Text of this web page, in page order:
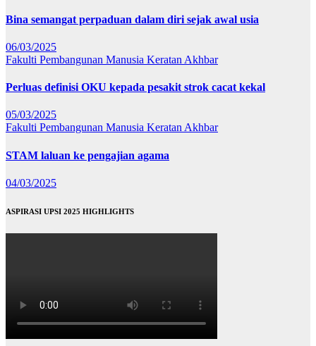
Bina semangat perpaduan dalam diri sejak awal usia
06/03/2025
Fakulti Pembangunan Manusia Keratan Akhbar
Perluas definisi OKU kepada pesakit strok cacat kekal
05/03/2025
Fakulti Pembangunan Manusia Keratan Akhbar
STAM laluan ke pengajian agama
04/03/2025
ASPIRASI UPSI 2025 HIGHLIGHTS